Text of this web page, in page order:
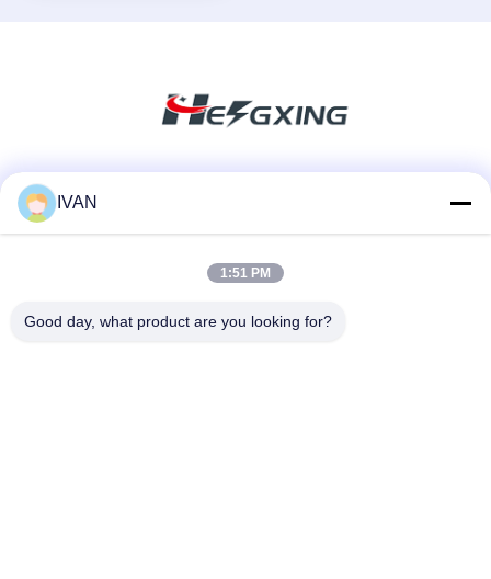
IVAN
1:51 PM
Good day, what product are you looking for?